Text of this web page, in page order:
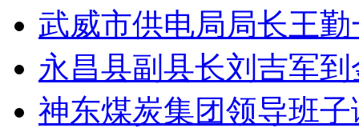
武威市供电局局长王
永昌县副县长刘吉军
神东煤炭集团领导班子